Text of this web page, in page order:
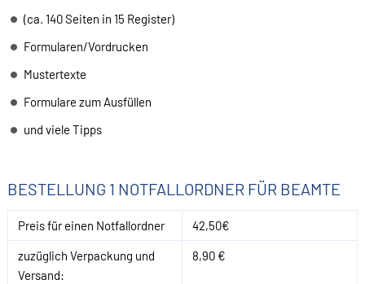
(ca. 140 Seiten in 15 Register)
Formularen/Vordrucken
Mustertexte
Formulare zum Ausfüllen
und viele Tipps
BESTELLUNG 1 NOTFALLORDNER FÜR BEAMTE
Preis für einen Notfallordner 42,50€
zuzüglich Verpackung und
Versand:
8,90 €